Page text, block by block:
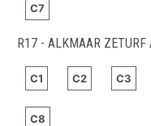
C7
R17 - ALKMAAR ZETURF
C1 C2 C3
C8